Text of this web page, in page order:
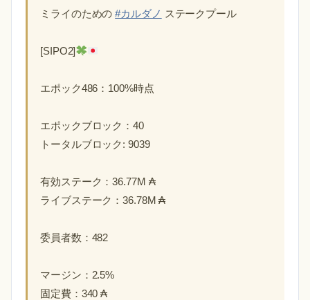
ミライのための#カルダノ ステークプール
[SIPO2]
エポック486：100%時点
エポックブロック：40
トータルブロック: 9039
有効ステーク：36.77M ₳
ライブステーク：36.78M ₳
委員者数：482
マージン：2.5%
固定費：340 ₳